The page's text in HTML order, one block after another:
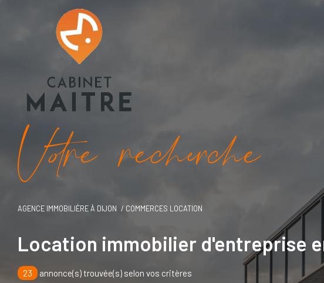
Vore recece
AGENCE IMMOBILIÈRE À DIJON COMMERCES LOCATION
Location immobilier d'entreprise
23 annonce(s) trouvée(s) selon vos critères